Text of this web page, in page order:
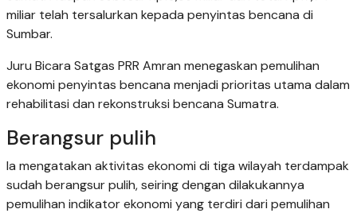
miliar telah tersalurkan kepada penyintas bencana di
Sumbar.
Juru Bicara Satgas PRR Amran menegaskan pemulihan
ekonomi penyintas bencana menjadi prioritas utama dalam
rehabilitasi dan rekonstruksi bencana Sumatra.
Berangsur pulih
Ia mengatakan aktivitas ekonomi di tiga wilayah terdampak
sudah berangsur pulih, seiring dengan dilakukannya
pemulihan indikator ekonomi yang terdiri dari pemulihan